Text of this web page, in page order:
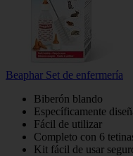
Beaphar Set de enfermería
Biberón blando
Específicamente
Fácil de utilizar
Completo con 6
Kit fácil de usar